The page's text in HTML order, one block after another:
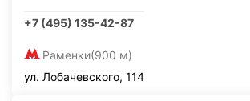
+7 (495) 135-42-87
Раменки(900 м)
ул. Лобачевского, 114